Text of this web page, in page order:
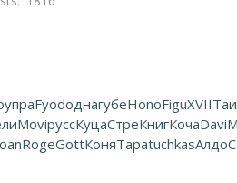
упраFyodоднагубеHonoFiguXVII
MoviруссКуцаСтреКнигКочаDavi
RogeGottКоняТараtuchkasАлдо